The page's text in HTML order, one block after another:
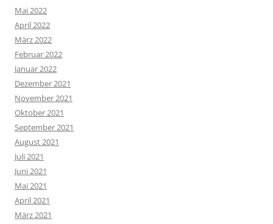
Mai 2022
April 2022
März 2022
Februar 2022
Januar 2022
Dezember 2021
November 2021
Oktober 2021
September 2021
August 2021
Juli 2021
Juni 2021
Mai 2021
April 2021
März 2021